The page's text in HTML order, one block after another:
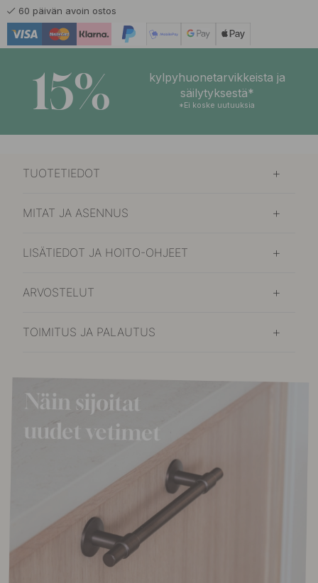
Kiillotettu Messinki
Nikkelöity 15.60 €
60 päivän avoin ostos
15%
kylpyhuonetarvikkeista ja
säilytyksestä*
*Ei koske uutuuksia
TUOTETIEDOT
MITAT JA ASENNUS
LISÄTIEDOT JA HOITO-OHJEET
ARVOSTELUT
TOIMITUS JA PALAUTUS